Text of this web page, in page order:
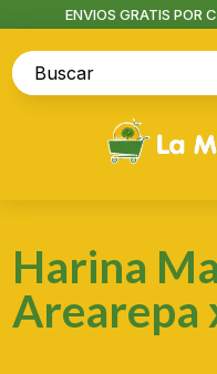
ENVIOS GRATIS POR
Harina
Arearepa